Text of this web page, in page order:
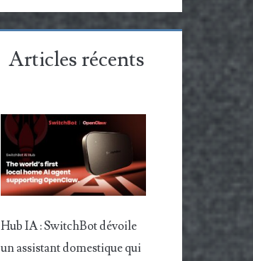
Articles récents
Hub IA : SwitchBot dévoile
un assistant domestique qui